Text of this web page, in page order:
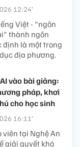
12:24’
Việt - "ngôn
thành ngôn
định là một trong
địa phương.
vào bài giảng:
pháp, khơi
cho học sinh
16:11’
viên tại Nghệ An
giải quyết khó